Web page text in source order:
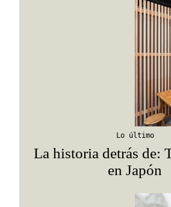
Lo último
La historia detrás de:
en Japón